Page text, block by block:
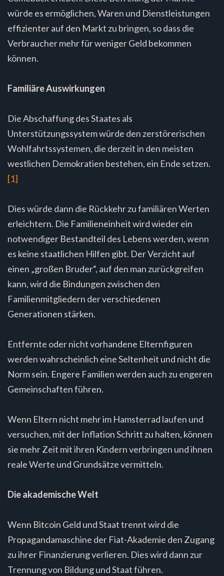
würde es ermöglichen, Waren und Dienstleistungen
effizienter auf den Markt zu bringen, so dass die
Verbraucher mehr für weniger Geld bekommen
können.
Familiäre Auswirkungen
Die Abschaffung des Staates als
Unterstützungssystem würde den zerstörerischen
Wohlfahrtssystemen, die derzeit in den meisten
westlichen Demokratien bestehen, ein Ende setzen.
[1]
Dies würde dann die Rückkehr zu familiären Werten
erleichtern. Die Familieneinheit wird wieder ein
notwendiger Bestandteil des Lebens werden, wenn
es keine staatlichen Hilfen gibt. Der Verzicht auf
einen „großen Bruder“, auf den man zurückgreifen
kann, wird die Bindungen zwischen den
Familienmitgliedern der verschiedenen
Generationen stärken.
Entfernte oder nicht vorhandene Elternfiguren
werden wahrscheinlich eine Seltenheit und nicht die
Norm sein. Engere Familien werden auch zu engeren
Gemeinschaften führen.
Wenn Eltern nicht mehr im Hamsterrad laufen und
versuchen, mit der Inflation Schritt zu halten, können
sie mehr Zeit mit ihren Kindern verbringen und ihnen
reale Werte und Grundsätze vermitteln.
Die akademische Welt
Wenn Bitcoin Geld und Staat trennt wird die
Propagandamaschine der Fiat-Akademie den Zugang
zu ihrer Finanzierung verlieren. Dies wird dann zur
Trennung von Bildung und Staat führen.